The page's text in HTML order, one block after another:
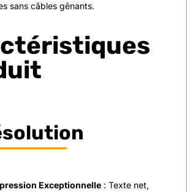
sans câbles gênants.
Exceptionnelle : Texte net,